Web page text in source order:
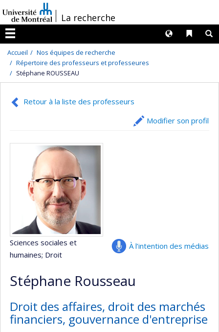
au
contenu
/La recherche
Menu
Liens
Langues
Accueil
Nos équipes de recherche
Répertoire des professeurs et professeures
Stéphane ROUSSEAU
Retour à la liste des professeurs
Modifier son profil
À l’intention des médias
Sciences sociales et
humaines; Droit
Stéphane Rousseau
Droit des affaires, droit des marchés
financiers, gouvernance d'entreprise